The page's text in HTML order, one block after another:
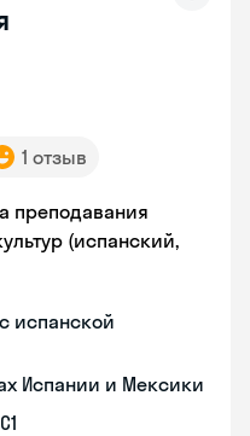
1 отзыв
преподавания
(испанский,
испанской
Испании и Мексики